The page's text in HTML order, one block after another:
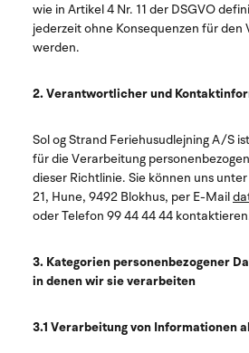
wie in Artikel 4 Nr. 11 der DSGVO
jederzeit ohne Konsequenzen für
werden.
2. Verantwortlicher und
Sol og Strand Feriehusudlejning A/S
für die Verarbeitung
dieser Richtlinie. Sie können uns
21, Hune, 9492 Blokhus, per E-Mail
oder Telefon 99 44 44 44
3. Kategorien personenbezogener
in denen wir sie verarbeiten
3.1 Verarbeitung von Informationen